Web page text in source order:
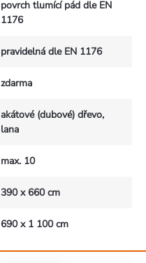
povrch tlumící pád dle EN
1176
pravidelná dle EN 1176
zdarma
akátové (dubové) dřevo,
lana
max. 10
390 x 660 cm
690 x 1 100 cm